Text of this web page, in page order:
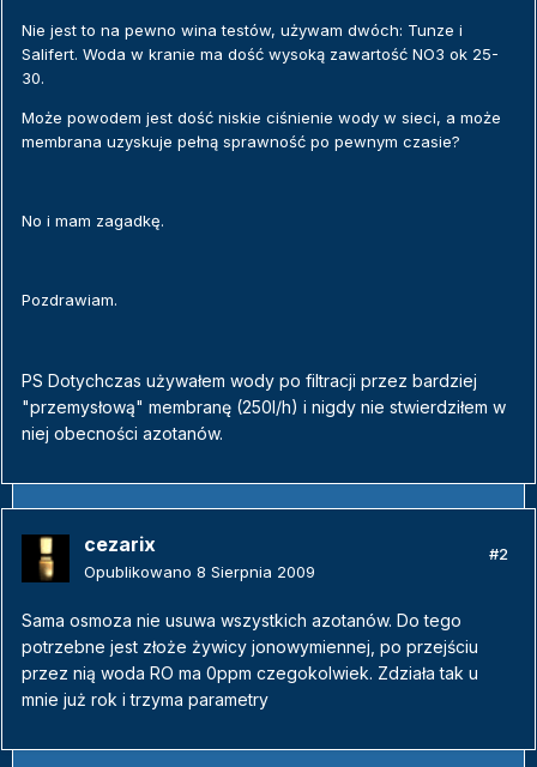
Nie jest to na pewno wina testów, używam dwóch: Tunze i
Salifert. Woda w kranie ma dość wysoką zawartość NO3 ok 25-
30.
Może powodem jest dość niskie ciśnienie wody w sieci, a może
membrana uzyskuje pełną sprawność po pewnym czasie?
No i mam zagadkę.
Pozdrawiam.
PS Dotychczas używałem wody po filtracji przez bardziej
"przemysłową" membranę (250l/h) i nigdy nie stwierdziłem w
niej obecności azotanów.
cezarix
Opublikowano 8 Sierpnia 2009
#2
Sama osmoza nie usuwa wszystkich azotanów. Do tego
potrzebne jest złoże żywicy jonowymiennej, po przejściu
przez nią woda RO ma 0ppm czegokolwiek. Zdziała tak u
mnie już rok i trzyma parametry